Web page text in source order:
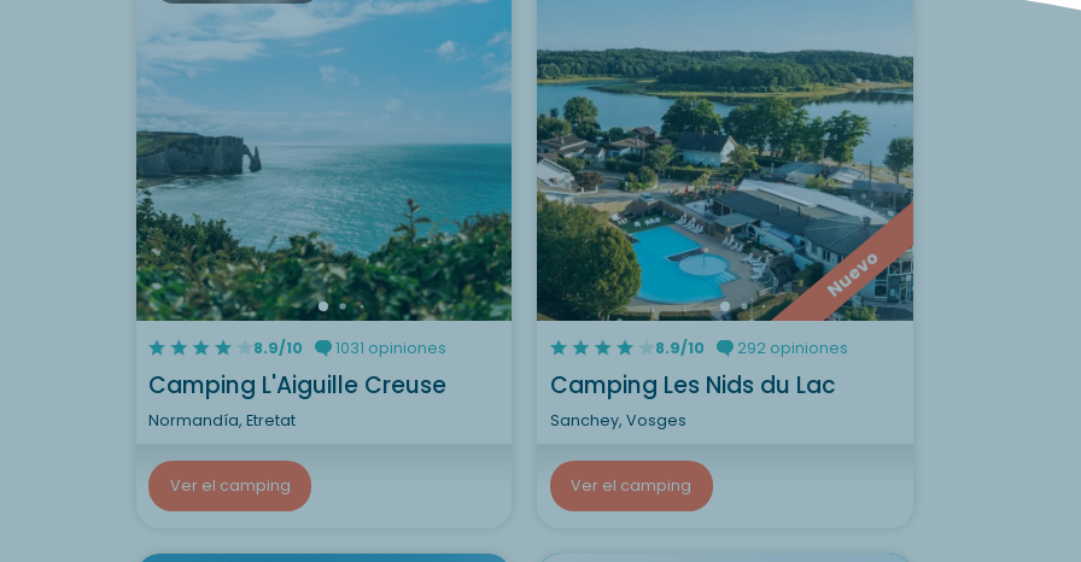
8.9/10 1031 opiniones
Camping L'Aiguille Creuse
Normandía, Etretat
Ver el camping
Nuevo
8.9/10 292 opiniones
Camping Les Nids du Lac
Sanchey, Vosges
Ver el camping